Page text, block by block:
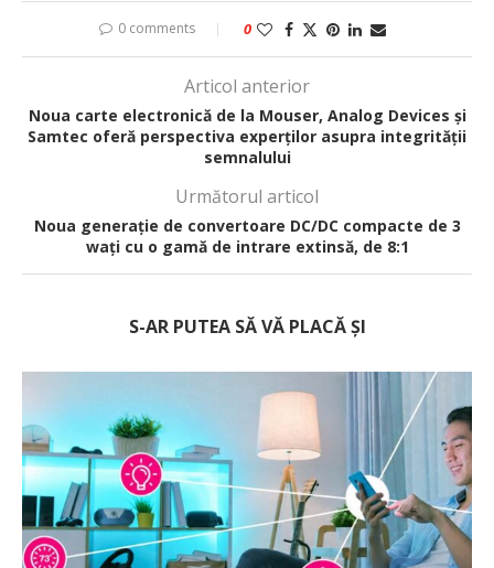
0 comments 0
Articol anterior
Noua carte electronică de la Mouser, Analog Devices și
Samtec oferă perspectiva experților asupra integrității
semnalului
Următorul articol
Noua generație de convertoare DC/DC compacte de 3
wați cu o gamă de intrare extinsă, de 8:1
S-AR PUTEA SĂ VĂ PLACĂ ȘI